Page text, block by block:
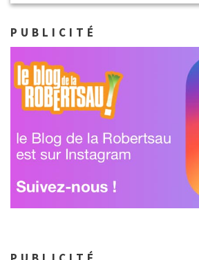
PUBLICITÉ